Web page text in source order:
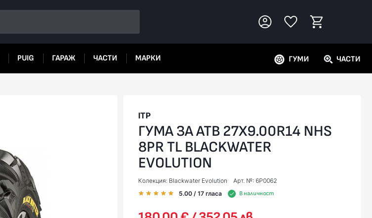
PUIG ГАРАЖ ЧАСТИ МАРКИ ГУМИ ЧАСТИ
ITP
ГУМА ЗА АТВ 27X9.00R14 NHS
8PR TL BLACKWATER
EVOLUTION
Колекция: Blackwater Evolution
Арт. №: 6P0062
5.00 / 17 гласа В наличност